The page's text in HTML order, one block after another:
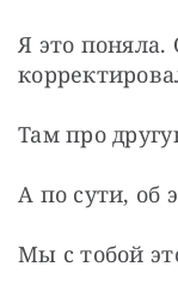
Я это поняла.
Там про
А по сути, об
Мы с тобой